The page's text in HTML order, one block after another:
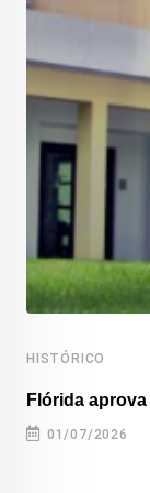
HISTÓRICO
Flórida
01/07/2026